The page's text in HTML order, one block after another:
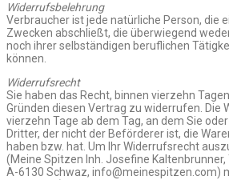
Widerrufsbelehrung
Verbraucher ist jede natürliche Person, die
Zwecken abschließt, die überwiegend
noch ihrer selbständigen beruflichen
können.
Widerrufsrecht
Sie haben das Recht, binnen vierzehn
Gründen diesen Vertrag zu widerrufen. Die
vierzehn Tage ab dem Tag, an dem Sie
Dritter, der nicht der Beförderer ist, die
haben bzw. hat. Um Ihr Widerrufsrecht
(Meine Spitzen Inh. Josefine
A-6130 Schwaz, info@meinespitzen.com)